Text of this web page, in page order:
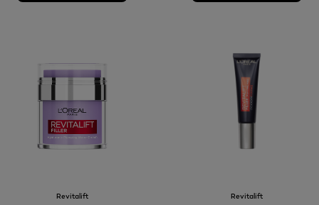
Revitalift Revitalift